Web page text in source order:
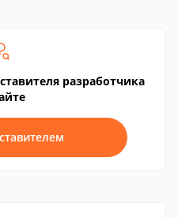
разработчика